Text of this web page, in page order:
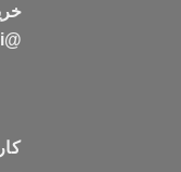
@ArmanLaghaei در ارتباط باشید.